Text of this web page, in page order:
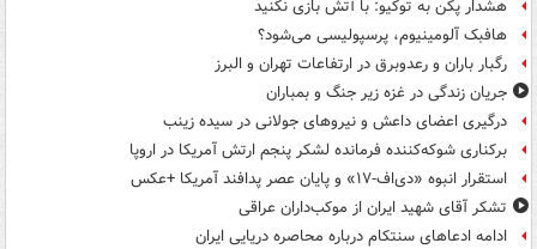
هشدار پکن به توکیو: با آتش بازی نکنید
هافبک آلومینیوم، پرسپولیسی می‌شود؟
رگبار باران و رعدوبرق در ارتفاعات تهران و البرز
جریان زندگی در غزه زیر جنگ و بمباران
درگیری اعضای داعش و نیروهای جولانی در سیده زینب
برکناری شوکه‌کننده فرمانده لشکر پنجم ارتش آمریکا در اروپا
استقرار انبوه «دی‌اف‑۱۷» و پایان عصر پدافند آمریکا +عکس
تشکر آقای شهید ایران از موکب‌داران عراقی
ادامه ادعاهای سنتکام درباره محاصره دریایی ایران